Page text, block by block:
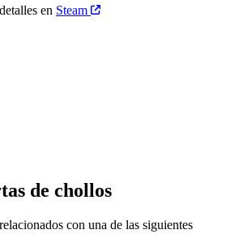
en Steam
de chollos
con una de las siguientes